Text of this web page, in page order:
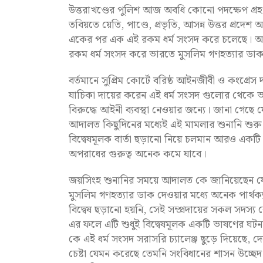
উত্তরাখণ্ডের পুলিশ আজ অবধি কোনো পদক্ষেপ
তবিয়তে য়েতি, পাণ্ডে, প্রভৃতি, আসন্ন উত্তর প্রদেশ
একের পর এক এই রকম ধর্ম সংসদ করে চলেছে।
রকম ধর্ম সংসদ করে ভারতে মুসলিম গণহত্যার
বর্তমানে সুপ্রিম কোর্টে বরিষ্ঠ আইনজীবী ও
যাচিকা দায়ের করেন এই ধর্ম সংসদ গুলোর থেকে
বিরুদ্ধে আইনী ব্যবস্থা নেওয়ার জন্যে। জানা গেছে
আদালত কিছুদিনের মধ্যেই এই মামলার শুনানি
বিদ্বেষমূলক বার্তা ছড়ানো নিয়ে চলমান আরও
অপরাধের গুরুত্ব অনেক কমে যাবে।
জয়সিংহ শুনানির সময়ে আদালত কে জানিয়েছেন
মুসলিম গণহত্যার ডাক দেওয়ার মধ্যে অনেক
বিদ্বেষ ছড়ানো হয়নি, সেই সম্প্রদায়ের সকল
এর ফলে এটি শুধুই বিদ্বেষমূলক একটি ভাষণের
কে এই ধর্ম সংসদ সরাসরি চ্যালেঞ্জ ছুড়ে দিয়েছে,
চেষ্টা যেমন করেছে তেমনি সংবিধানের শাসন